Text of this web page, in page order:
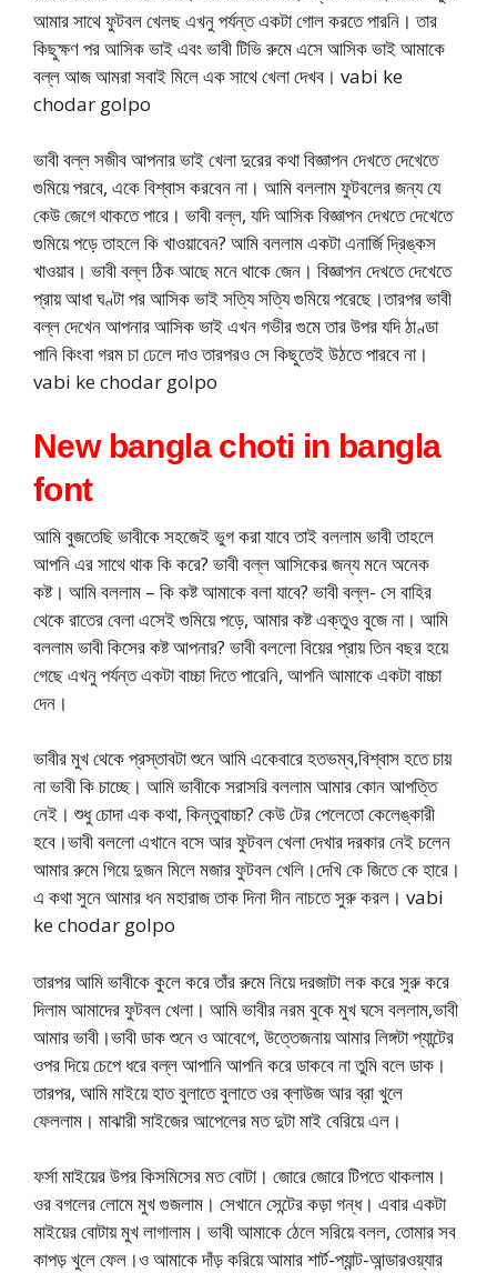
আমার সাথে ফুটবল খেলছ এখনু পর্যন্ত একটা গোল করতে পারনি। তার
কিছুক্ষণ পর আসিক ভাই এবং ভাবী টিভি রুমে এসে আসিক ভাই আমাকে
বল্ল আজ আমরা সবাই মিলে এক সাথে খেলা দেখব। vabi ke
chodar golpo
ভাবী বল্ল সজীব আপনার ভাই খেলা দুরের কথা বিজ্ঞাপন দেখতে দেখেতে
গুমিয়ে পরবে, একে বিশ্বাস করবেন না। আমি বললাম ফুটবলের জন্য যে
কেউ জেগে থাকতে পারে। ভাবী বল্ল, যদি আসিক বিজ্ঞাপন দেখতে দেখেতে
গুমিয়ে পড়ে তাহলে কি খাওয়াবেন? আমি বললাম একটা এনার্জি দ্রিঙ্কস
খাওয়াব। ভাবী বল্ল ঠিক আছে মনে থাকে জেন। বিজ্ঞাপন দেখতে দেখেতে
প্রায় আধা ঘণ্টা পর আসিক ভাই সত্যি সত্যি গুমিয়ে পরেছে।তারপর ভাবী
বল্ল দেখেন আপনার আসিক ভাই এখন গভীর গুমে তার উপর যদি ঠাণ্ডা
পানি কিংবা গরম চা ঢেলে দাও তারপরও সে কিছুতেই উঠতে পারবে না।
vabi ke chodar golpo
New bangla choti in bangla
font
আমি বুজতেছি ভাবীকে সহজেই ভুগ করা যাবে তাই বললাম ভাবী তাহলে
আপনি এর সাথে থাক কি করে? ভাবী বল্ল আসিকের জন্য মনে অনেক
কষ্ট। আমি বললাম – কি কষ্ট আমাকে বলা যাবে? ভাবী বল্ল- সে বাহির
থেকে রাতের বেলা এসেই গুমিয়ে পড়ে, আমার কষ্ট এক্তুও বুজে না। আমি
বললাম ভাবী কিসের কষ্ট আপনার? ভাবী বললো বিয়ের প্রায় তিন বছর হয়ে
গেছে এখনু পর্যন্ত একটা বাচ্চা দিতে পারেনি, আপনি আমাকে একটা বাচ্চা
দেন।
ভাবীর মুখ থেকে প্রস্তাবটা শুনে আমি একেবারে হতভম্ব,বিশ্বাস হতে চায়
না ভাবী কি চাচ্ছে। আমি ভাবীকে সরাসরি বললাম আমার কোন আপত্তি
নেই। শুধু চোদা এক কথা, কিন্তুবাচ্চা? কেউ টের পেলেতো কেলেঙ্কারী
হবে।ভাবী বললো এখানে বসে আর ফুটবল খেলা দেখার দরকার নেই চলেন
আমার রুমে গিয়ে দুজন মিলে মজার ফুটবল খেলি।দেখি কে জিতে কে হারে।
এ কথা সুনে আমার ধন মহারাজ তাক দিনা দীন নাচতে সুরু করল। vabi
ke chodar golpo
তারপর আমি ভাবীকে কুলে করে তাঁর রুমে নিয়ে দরজাটা লক করে সুরু করে
দিলাম আমাদের ফুটবল খেলা। আমি ভাবীর নরম বুকে মুখ ঘসে বললাম,ভাবী
আমার ভাবী।ভাবী ডাক শুনে ও আবেগে, উত্তেজনায় আমার লিঙ্গটা প্যান্টের
ওপর দিয়ে চেপে ধরে বল্ল আপানি আপনি করে ডাকবে না তুমি বলে ডাক।
তারপর, আমি মাইয়ে হাত বুলাতে বুলাতে ওর ব্লাউজ আর ব্রা খুলে
ফেললাম। মাঝারী সাইজের আপেলের মত দুটা মাই বেরিয়ে এল।
ফর্সা মাইয়ের উপর কিসমিসের মত বোটা। জোরে জোরে টিপতে থাকলাম।
ওর বগলের লোমে মুখ গুজলাম। সেখানে সেন্টের কড়া গন্ধ। এবার একটা
মাইয়ের বোটায় মুখ লাগালাম। ভাবী আমাকে ঠেলে সরিয়ে বলল, তোমার সব
কাপড় খুলে ফেল।ও আমাকে দাঁড় করিয়ে আমার শার্ট-প্যান্ট-আন্ডারওয়্যার